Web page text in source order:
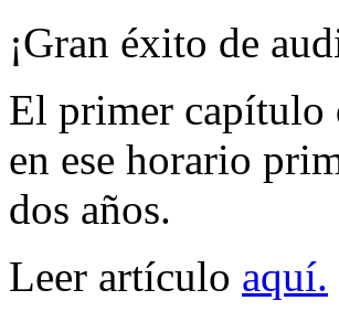
¡Gran éxito de
El primer capítulo
en ese horario
dos años.
Leer artículo aquí.